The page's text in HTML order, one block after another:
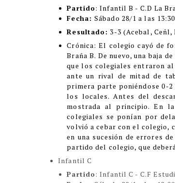
Partido: Infantil B - C.D La
Fecha:Sábado 28/1 a las
Resultado: 3-3 (Acebal, Ceñl,
Crónica: El colegio cayó de
Braña B. De nuevo, una baja
que los colegiales entraron
ante un rival de mitad de
primera parte poniéndose 0-
los locales. Antes del
mostrada al principio. En
colegiales se ponían por
volvió a cebar con el colegio,
en una sucesión de errores
partido del colegio, que
Infantil C
Partido: Infantil C - C.F